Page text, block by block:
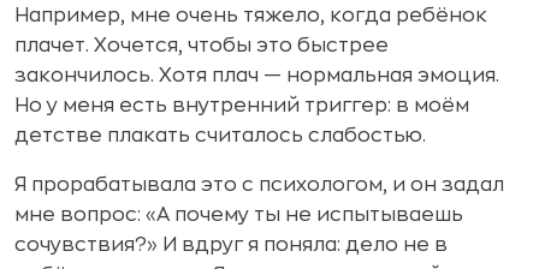
Например, мне очень тяжело, когда ребёнок
плачет. Хочется, чтобы это быстрее
закончилось. Хотя плач — нормальная эмоция.
Но у меня есть внутренний триггер: в моём
детстве плакать считалось слабостью.
Я прорабатывала это с психологом, и он задал
мне вопрос: «А почему ты не испытываешь
сочувствия?» И вдруг я поняла: дело не в